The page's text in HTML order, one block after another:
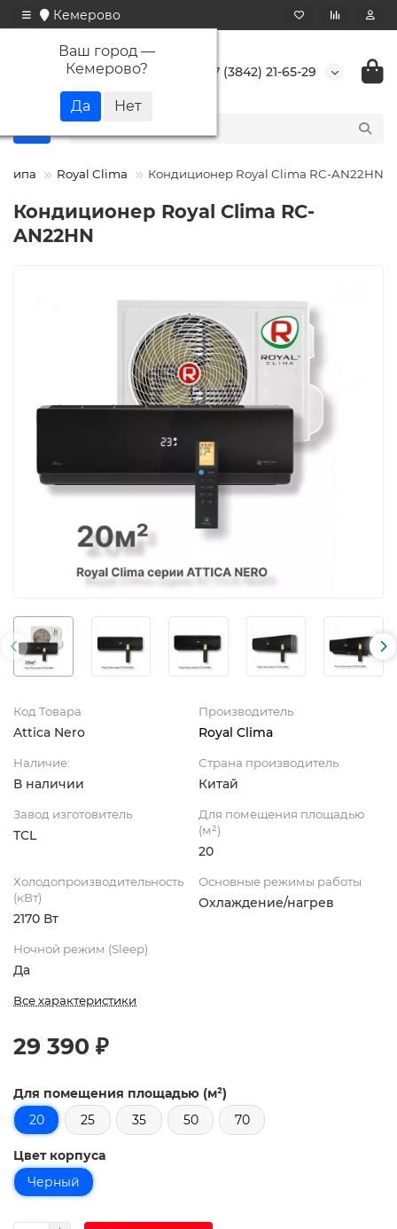
Кемерово
Ваш город —
Кемерово? +7 (3842) 21-65-29
типа Royal Clima Кондиционер Royal Clima RC-AN22HN
Кондиционер Royal Clima RC-
AN22HN
Код Товара
Attica Nero
Производитель
Royal Clima
Наличие:
В наличии
Страна производитель
Китай
Завод изготовитель
TCL
Для помещения площадью
(м²)
20
Холодопроизводительность
(кВт)
2170 Вт
Основные режимы работы
Охлаждение/нагрев
Ночной режим (Sleep)
Да
Все характеристики
29 390 ₽
Для помещения площадью (м²)
20
25 35 50 70
Цвет корпуса
Черный